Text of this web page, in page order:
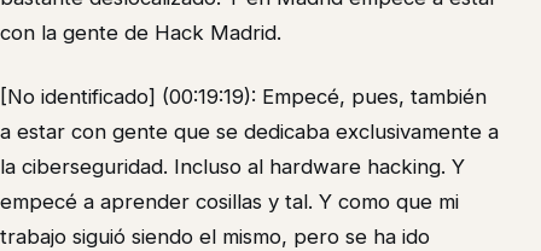
con la gente de Hack Madrid.
[No identificado] (00:19:19): Empecé, pues, también
a estar con gente que se dedicaba exclusivamente a
la ciberseguridad. Incluso al hardware hacking. Y
empecé a aprender cosillas y tal. Y como que mi
trabajo siguió siendo el mismo, pero se ha ido